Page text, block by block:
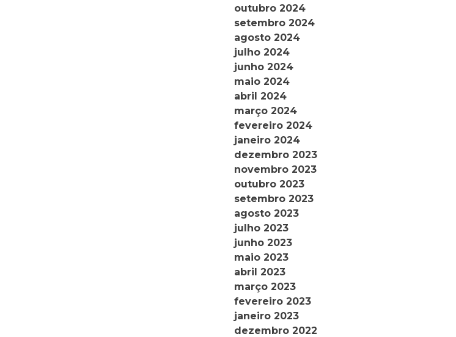
outubro 2024
setembro 2024
agosto 2024
julho 2024
junho 2024
maio 2024
abril 2024
março 2024
fevereiro 2024
janeiro 2024
dezembro 2023
novembro 2023
outubro 2023
setembro 2023
agosto 2023
julho 2023
junho 2023
maio 2023
abril 2023
março 2023
fevereiro 2023
janeiro 2023
dezembro 2022